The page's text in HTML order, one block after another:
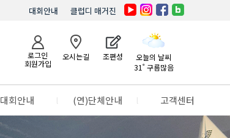
클럽디 매거진
대회안내
로그인
회원가입
오시는길 조편성
오늘의 날씨
31˚ 구름많음
대회안내 (연)단체안내 고객센터